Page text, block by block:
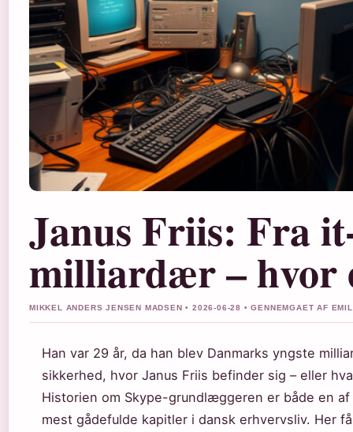
Janus Friis: Fra
milliardær – hvor
MIKKEL ANDERS JENSEN MADSEN • 2026-06-28 • GENNEMGAET AF
Han var 29 år, da han blev Danmarks yngste
sikkerhed, hvor Janus Friis befinder sig – eller
Historien om Skype-grundlæggeren er både en
mest gådefulde kapitler i dansk erhvervsliv. Her